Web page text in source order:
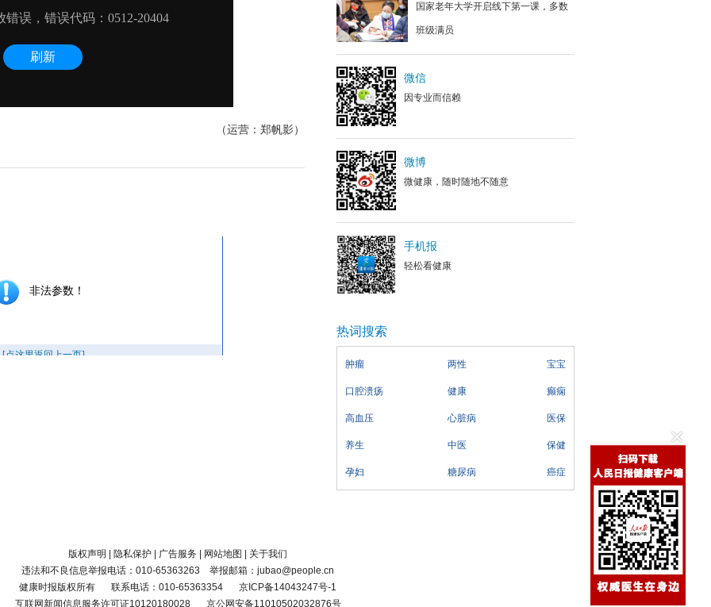
（运营：郑帆影）
国家老年大学开启线下第一课，多数
班级满员
微信
因专业而信赖
微博
微健康，随时随地不随意
手机报
轻松看健康
热词搜索
肿瘤 两性 宝宝
口腔溃疡 健康 癫痫
高血压 心脏病 医保
养生 中医 保健
孕妇 糖尿病 癌症
版权声明 隐私保护 广告服务 网站地图
关于我们
违法和不良信息举报电话：010-65363263 举报邮箱：jubao@people.cn
健康时报版权所有
联系电话：010-65363354
京ICP备14043247号-1
互联网新闻信息服务许可证10120180028
京公网安备11010502032876号